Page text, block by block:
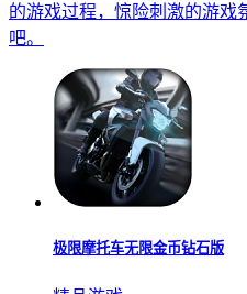
的游戏过程，惊险刺激的游戏
吧。
极限摩托车无限金币钻石版